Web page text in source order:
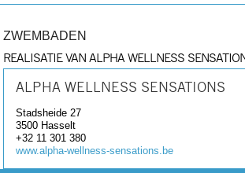
ZWEMBADEN
REALISATIE VAN ALPHA WELLNESS
ALPHA WELLNESS SENSATIONS
Stadsheide 27
3500 Hasselt
+32 11 301 380
www.alpha-wellness-sensations.be